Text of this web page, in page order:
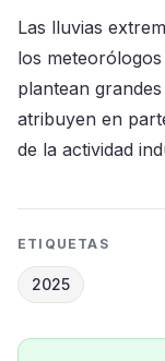
Las lluvias
los
plantean
atribuyen en
de la actividad
ETIQUETAS
2025